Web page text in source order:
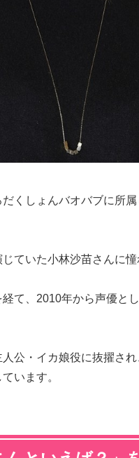
くしょんバオバブに所
じていた小林沙苗さんに
て、2010年から声優と
公・イカ娘役に抜擢さ
ています。